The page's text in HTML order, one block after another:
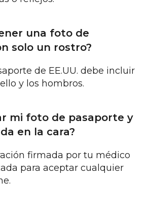
una foto de
solo un rostro?
de EE.UU. debe incluir
y los hombros.
mi foto de pasaporte y
en la cara?
firmada por tu médico
para aceptar cualquier